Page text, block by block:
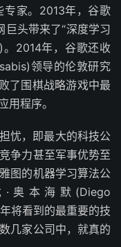
专家。2013年，谷歌
头带来了“深度学习
2014年，谷歌还收
领导的伦敦研究
了围棋战略游戏中最
用程序。
忧，即最大的科技公
争力甚至军事优势至
图的机器学习算法公
奥本海默(Diego
将看到的最重要的技
几家公司中，就真的